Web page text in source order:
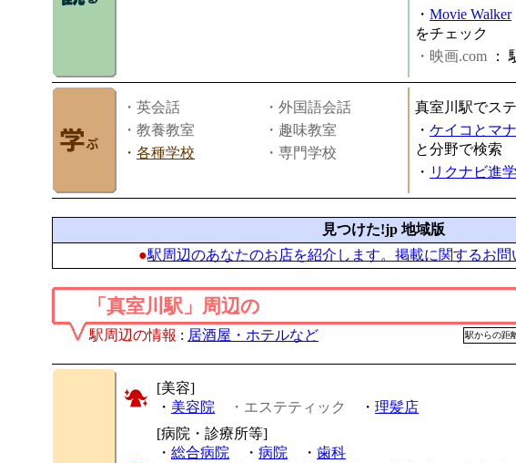
・ Movie Walker
をチェック
・映画.com ：
・英会話
・外国語会話
・教養教室
・趣味教室
・ 各種学校 ・専門学校
真室川駅でス
・ ケイコとマ
と分野で検索
・ リクナビ進学
見つけた!jp 地域版
●駅周辺のあなたのお店を紹介します。掲載に関するお問
「真室川駅」周辺の
駅周辺の情報 : 居酒屋・ホテルなど 駅からの距
[美容]
・ 美容院 ・エステティック ・ 理髪店
[病院・診療所等]
・ 総合病院 ・ 病院 ・ 歯科